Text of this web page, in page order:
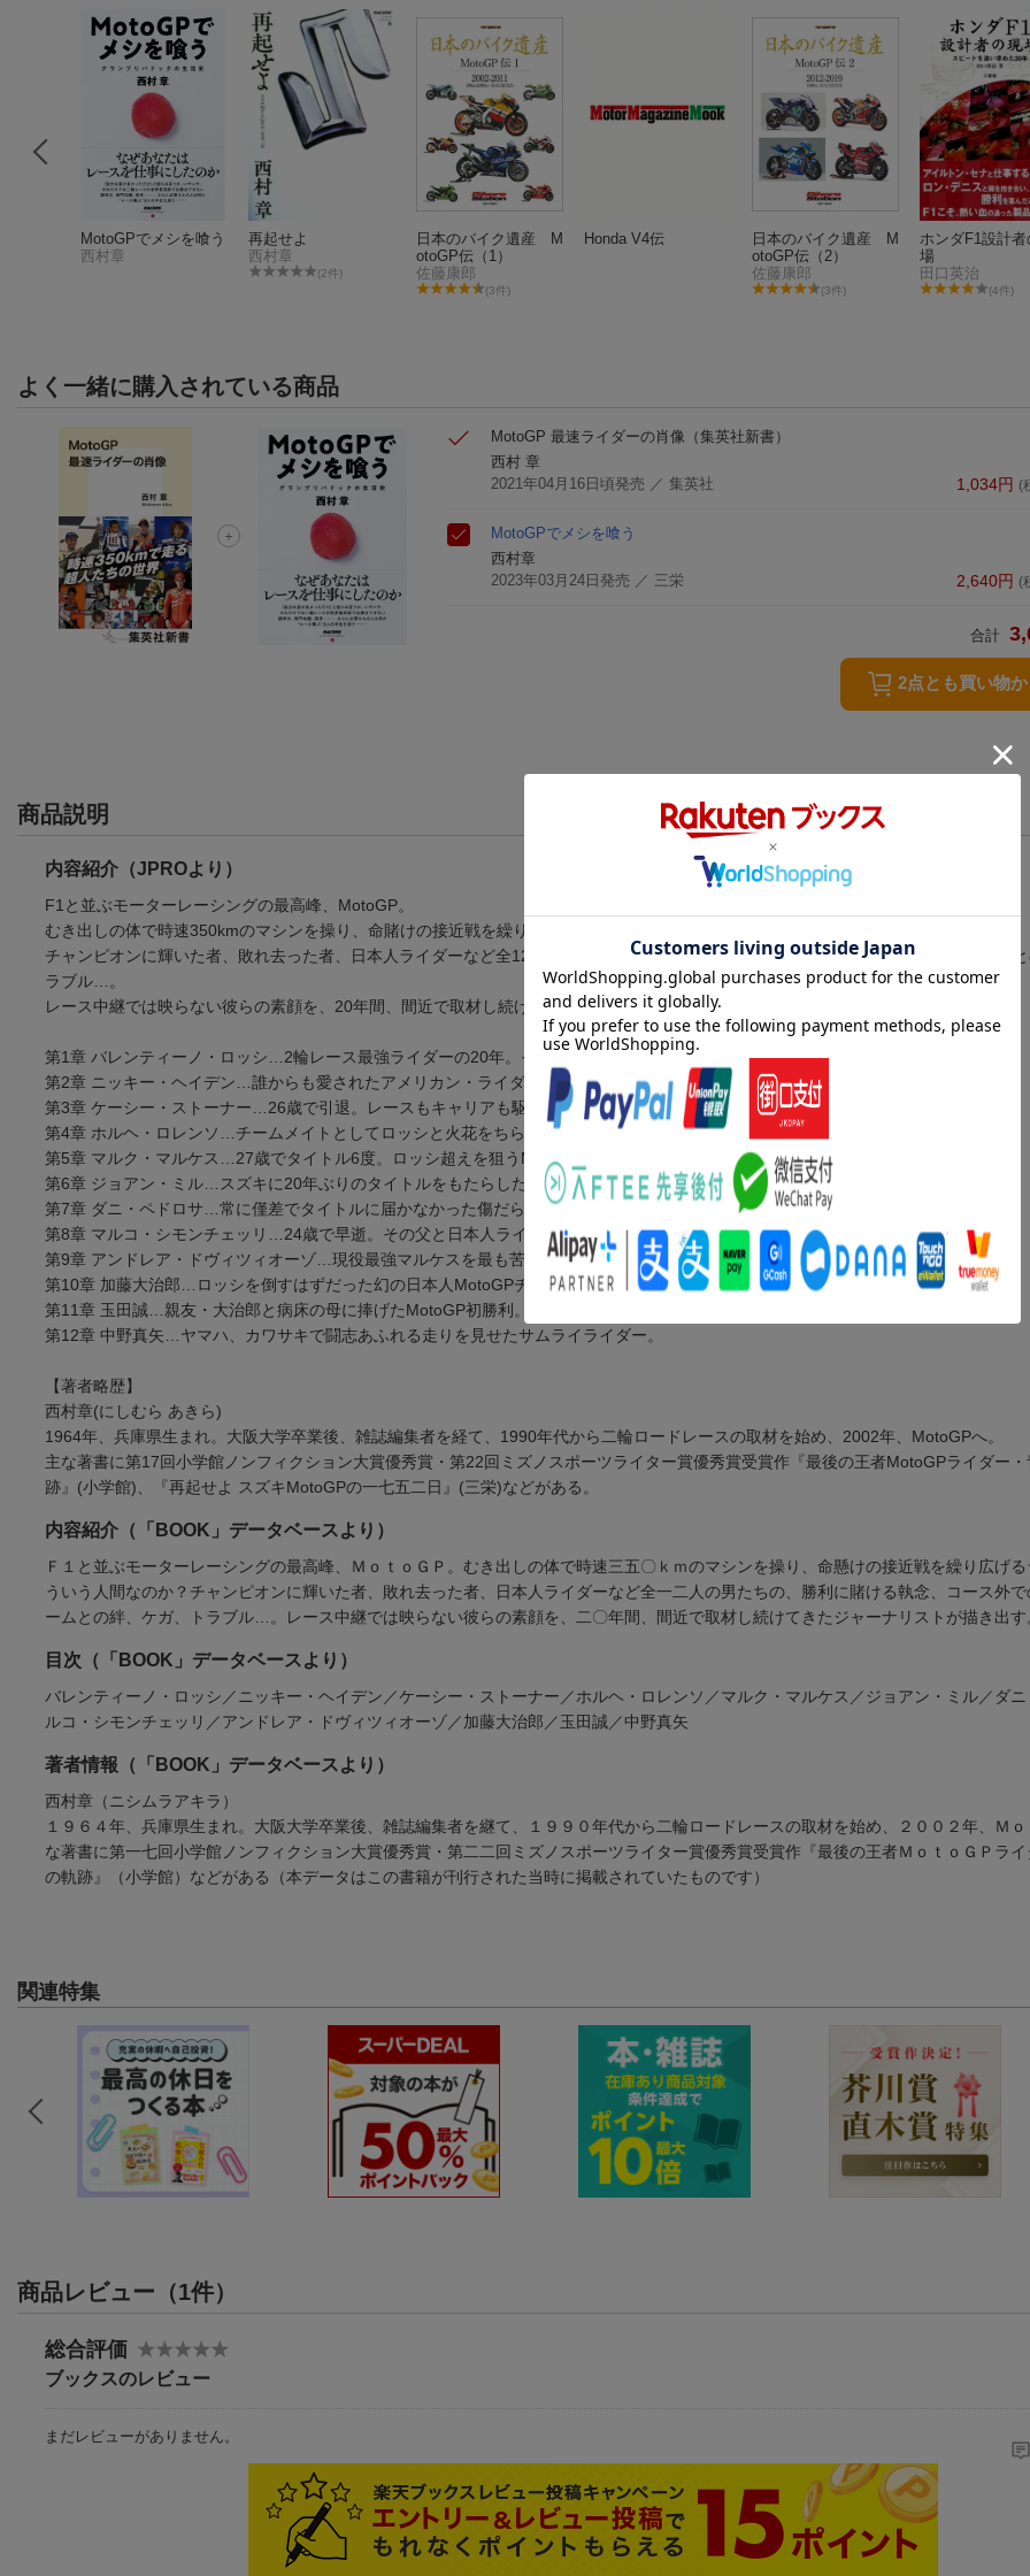
MotoGPでメシを喰う
西村章
再起せよ
西村章
(2件)
日本のバイク遺産 M
otoGP伝（1）
佐藤康郎
(3件)
Honda V4伝
日本のバイク遺産 M
otoGP伝（2）
佐藤康郎
(3件)
ホンダF1設計者
場
田口英治
(4件)
よく一緒に購入されている商品
MotoGP 最速ライダーの肖像 （集英社新書）
西村 章
2021年04月16日頃発売 ／ 集英社 1,034円 (
MotoGPでメシを喰う
西村章
2023年03月24日発売 ／ 三栄 2,640円 (
合計
2点とも買い物
商品説明
内容紹介（JPROより）
F1と並ぶモーターレーシングの最高峰、MotoGP。
むき出しの体で時速350kmのマシンを操り、命賭けの接近戦を繰り広げるライダーとはどういう人間なのか?
チャンピオンに輝いた者、敗れ去った者、日本人ライダーなど全12人の男たちの、勝利に賭ける執念、コース外での駆け引き、チーム
ラブル…。
レース中継では映らない彼らの素顔を、20年間、間近で取材し続けてきたジャーナリストが描き出す。
第1章 バレンティーノ・ロッシ…2輪レース最強ライダーの20年。その天才性と強欲な素顔。
第2章 ニッキー・ヘイデン…誰からも愛されたアメリカン・ライダー。
第3章 ケーシー・ストーナー…26歳で引退。レースもキャリアも駆け抜けた最速のチャンピオン。
第4章 ホルヘ・ロレンソ…チームメイトとしてロッシと火花をちらした若き王者。
第5章 マルク・マルケス…27歳でタイトル6度。ロッシ超えを狙うMotoGP界の現キング。
第6章 ジョアン・ミル…スズキに20年ぶりのタイトルをもたらした2020年チャンピオン。
第7章 ダニ・ペドロサ…常に僅差でタイトルに届かなかった傷だらけの小さな天才。
第8章 マルコ・シモンチェッリ…24歳で早逝。その父と日本人ライダーが意志を引き継ぎチーム結成し勝利。
第9章 アンドレア・ドヴィツィオーゾ…現役最強マルケスを最も苦しめた男。今季は浪人中。
第10章 加藤大治郎…ロッシを倒すはずだった幻の日本人MotoGPチャンピオン。享年26。
第11章 玉田誠…親友・大治郎と病床の母に捧げたMotoGP初勝利。
第12章 中野真矢…ヤマハ、カワサキで闘志あふれる走りを見せたサムライライダー。
【著者略歴】
西村章(にしむら あきら)
1964年、兵庫県生まれ。大阪大学卒業後、雑誌編集者を経て、1990年代から二輪ロードレースの取材を始め、2002年、MotoGPへ。
主な著書に第17回小学館ノンフィクション大賞優秀賞・第22回ミズノスポーツライター賞優秀賞受賞作『最後の王者MotoGPライダー・
跡』(小学館)、『再起せよ スズキMotoGPの一七五二日』(三栄)などがある。
内容紹介（「BOOK」データベースより）
Ｆ１と並ぶモーターレーシングの最高峰、ＭｏｔｏＧＰ。むき出しの体で時速三五〇ｋｍのマシンを操り、命懸けの接近戦を繰り広げ
ういう人間なのか？チャンピオンに輝いた者、敗れ去った者、日本人ライダーなど全一二人の男たちの、勝利に賭ける執念、コース外
ームとの絆、ケガ、トラブル…。レース中継では映らない彼らの素顔を、二〇年間、間近で取材し続けてきたジャーナリストが描き出す
目次（「BOOK」データベースより）
バレンティーノ・ロッシ／ニッキー・ヘイデン／ケーシー・ストーナー／ホルヘ・ロレンソ／マルク・マルケス／ジョアン・ミル／ダ
ルコ・シモンチェッリ／アンドレア・ドヴィツィオーゾ／加藤大治郎／玉田誠／中野真矢
著者情報（「BOOK」データベースより）
西村章（ニシムラアキラ）
１９６４年、兵庫県生まれ。大阪大学卒業後、雑誌編集者を継て、１９９０年代から二輪ロードレースの取材を始め、２００２年、Ｍ
な著書に第一七回小学館ノンフィクション大賞優秀賞・第二二回ミズノスポーツライター賞優秀賞受賞作『最後の王者ＭｏｔｏＧＰラ
の軌跡』（小学館）などがある（本データはこの書籍が刊行された当時に掲載されていたものです）
関連特集
商品レビュー（1件）
総合評価
ブックスのレビュー
まだレビューがありません。